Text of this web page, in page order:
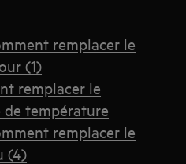
remplacer le
(1)
remplacer le
de température
remplacer le
(4)